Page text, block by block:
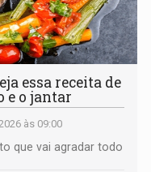
essa receita de
e o jantar
às 09:00
que vai agradar todo